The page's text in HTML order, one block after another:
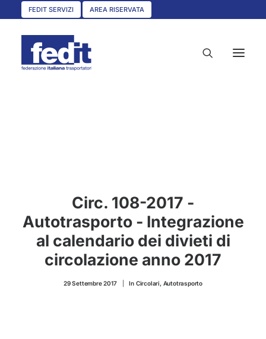
FEDIT SERVIZI AREA RISERVATA
UNISCITI A NOI
CONVENZIONI
ASSOCIAZIONI TERRITORIALI
Circ. 108-2017 -
Autotrasporto - Integrazione
al calendario dei divieti di
circolazione anno 2017
29 Settembre 2017 In Circolari, Autotrasporto